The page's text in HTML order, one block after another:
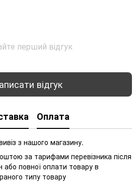
перший відгук
відгук
Оплата
з нашого магазину.
за тарифами перевізника після
або повної оплати товару в
типу товару